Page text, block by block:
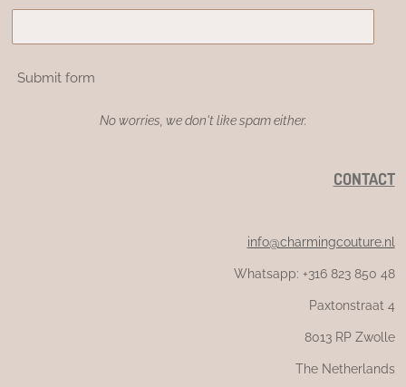
Submit form
No worries, we don't like spam either.
CONTACT
info@charmingcouture.nl
Whatsapp: +316 823 850 48
Paxtonstraat 4
8013 RP Zwolle
The Netherlands